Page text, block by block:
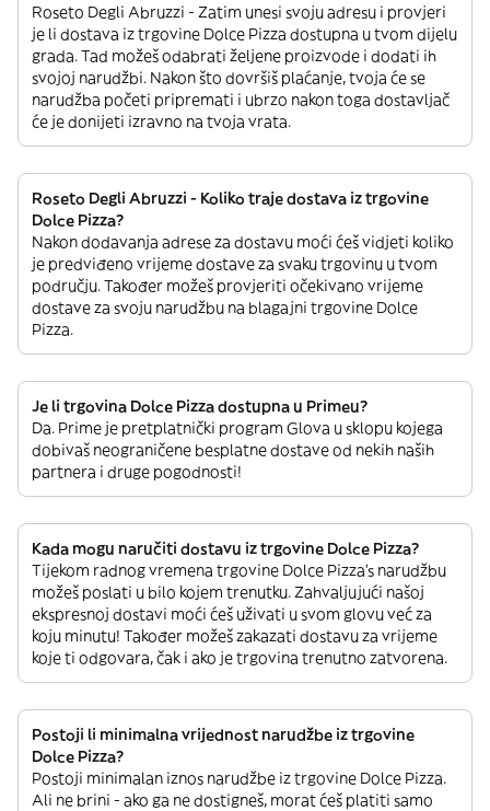
Roseto Degli Abruzzi - Zatim unesi svoju adresu i provjeri
je li dostava iz trgovine Dolce Pizza dostupna u tvom dijelu
grada. Tad možeš odabrati željene proizvode i dodati ih
svojoj narudžbi. Nakon što dovršiš plaćanje, tvoja će se
narudžba početi pripremati i ubrzo nakon toga dostavljač
će je donijeti izravno na tvoja vrata.
Roseto Degli Abruzzi - Koliko traje dostava iz trgovine
Dolce Pizza?
Nakon dodavanja adrese za dostavu moći ćeš vidjeti koliko
je predviđeno vrijeme dostave za svaku trgovinu u tvom
području. Također možeš provjeriti očekivano vrijeme
dostave za svoju narudžbu na blagajni trgovine Dolce
Pizza.
Je li trgovina Dolce Pizza dostupna u Primeu?
Da. Prime je pretplatnički program Glova u sklopu kojega
dobivaš neograničene besplatne dostave od nekih naših
partnera i druge pogodnosti!
Kada mogu naručiti dostavu iz trgovine Dolce Pizza?
Tijekom radnog vremena trgovine Dolce Pizza’s narudžbu
možeš poslati u bilo kojem trenutku. Zahvaljujući našoj
ekspresnoj dostavi moći ćeš uživati u svom glovu već za
koju minutu! Također možeš zakazati dostavu za vrijeme
koje ti odgovara, čak i ako je trgovina trenutno zatvorena.
Postoji li minimalna vrijednost narudžbe iz trgovine
Dolce Pizza?
Postoji minimalan iznos narudžbe iz trgovine Dolce Pizza.
Ali ne brini - ako ga ne dostigneš, morat ćeš platiti samo